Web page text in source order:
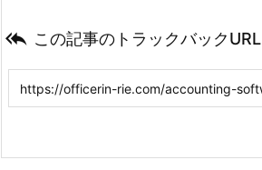
 この記事のトラックバックURL